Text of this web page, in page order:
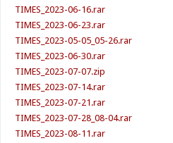
TIMES_2023-06-16.rar
TIMES_2023-06-23.rar
TIMES_2023-05-05_05-26.rar
TIMES_2023-06-30.rar
TIMES_2023-07-07.zip
TIMES_2023-07-14.rar
TIMES_2023-07-21.rar
TIMES_2023-07-28_08-04.rar
TIMES_2023-08-11.rar